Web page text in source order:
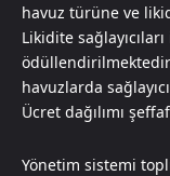
havuz türüne ve
Likidite
havuzlarda
Ücret dağılımı
Yönetim sistemi